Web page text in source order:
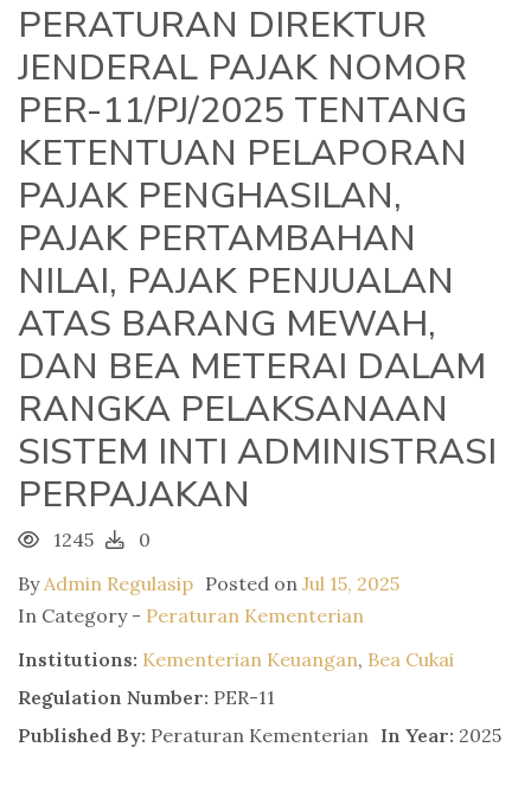
PERATURAN DIREKTUR
JENDERAL PAJAK NOMOR
PER-11/PJ/2025 TENTANG
KETENTUAN PELAPORAN
PAJAK PENGHASILAN,
PAJAK PERTAMBAHAN
NILAI, PAJAK PENJUALAN
ATAS BARANG MEWAH,
DAN BEA METERAI DALAM
RANGKA PELAKSANAAN
SISTEM INTI ADMINISTRASI
PERPAJAKAN
1245
0
ByAdmin Regulasip Posted on Jul 15, 2025
In Category - Peraturan Kementerian
Institutions: Kementerian Keuangan, Bea Cukai
Regulation Number: PER-11
Published By: Peraturan Kementerian In Year: 2025